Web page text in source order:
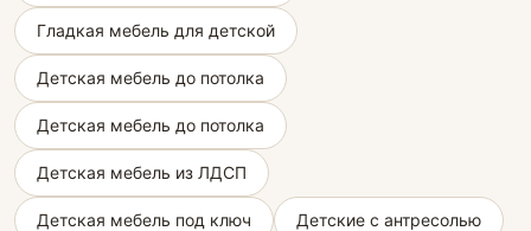
Гладкая мебель для детской
Детская мебель до потолка
Детская мебель до потолка
Детская мебель из ЛДСП
Детская мебель под ключ Детские с антресолью